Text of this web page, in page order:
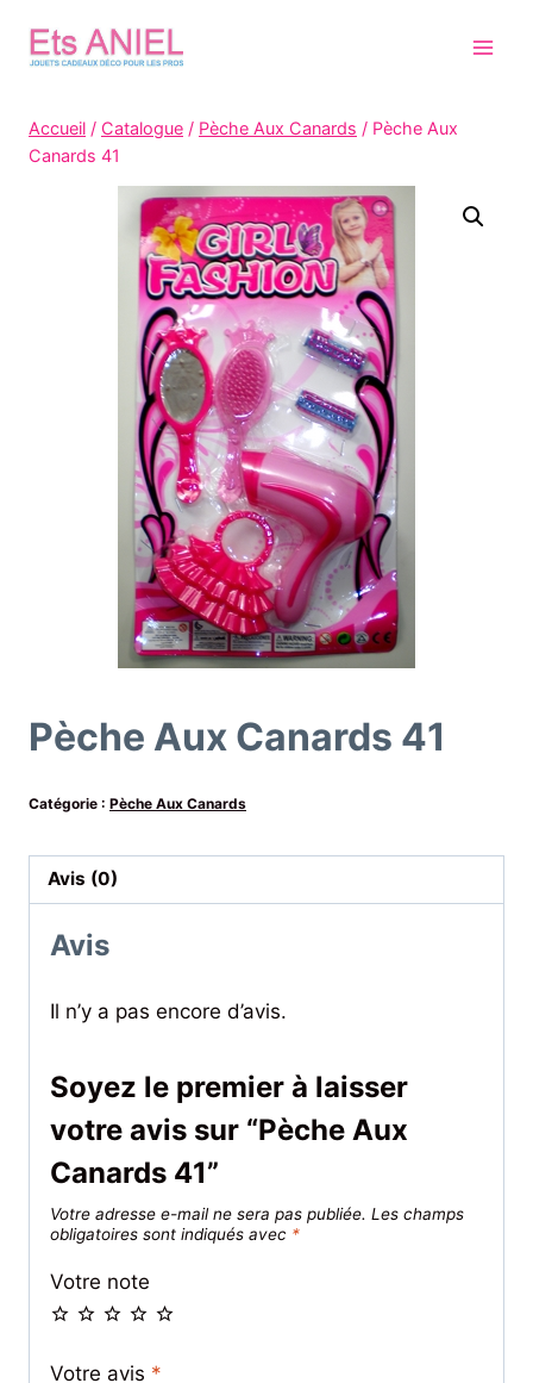
Accueil / Catalogue / Pèche Aux Canards / Pèche Aux
Canards 41
Pèche Aux Canards 41
Catégorie : Pèche Aux Canards
Avis (0)
Avis
Il n’y a pas encore d’avis.
Soyez le premier à laisser
votre avis sur “Pèche Aux
Canards 41”
Votre adresse e-mail ne sera pas publiée. Les champs
obligatoires sont indiqués avec *
Votre note
Votre avis *